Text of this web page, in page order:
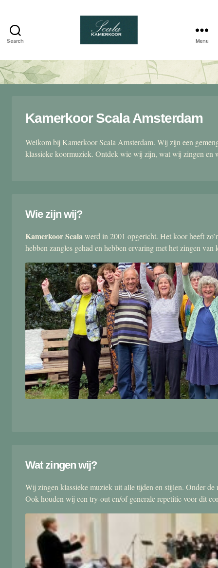
Search
kamerkoor
Menu
Kamerkoor Scala Amsterdam
Welkom bij Kamerkoor Scala Amsterdam. Wij zijn een
klassieke koormuziek. Ontdek wie wij zijn, wat wij zingen en
Wie zijn wij?
Kamerkoor Scalawerd in 2001 opgericht. Het koor heeft
hebben zangles gehad en hebben ervaring met het zingen van
Wat zingen wij?
Wij zingen klassieke muziek uit alle tijden en stijlen. Onder
Ook houden wij een try-out en/of generale repetitie voor dit